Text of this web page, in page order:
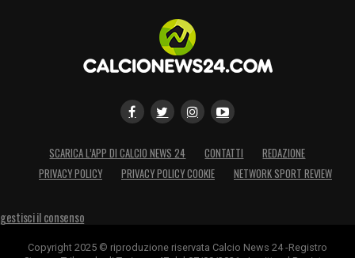
SCARICA L’APP DI CALCIO NEWS 24 CONTATTI
REDAZIONE
PRIVACY POLICY
PRIVACY POLICY COOKIE NETWORK SPORT REVIEW
gestisci il consenso
Copyright 2025 © riproduzione riservata Calcio News 24 -Registro